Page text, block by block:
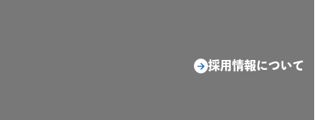
採用情報について